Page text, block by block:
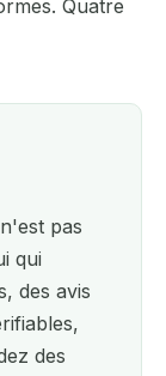
Quatre
pas
qui
des avis
des